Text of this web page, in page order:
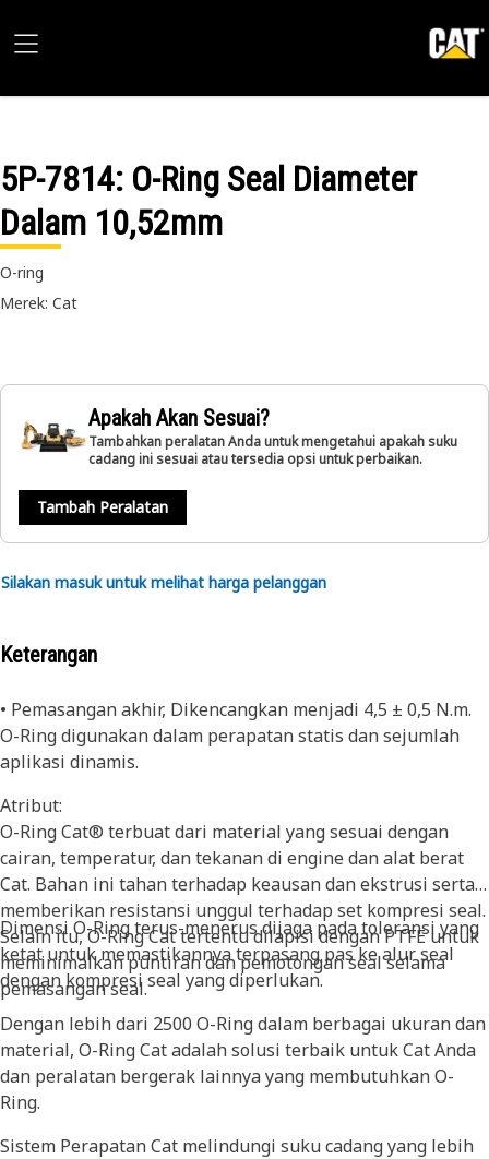
5P-7814: O-Ring Seal Diameter
Dalam 10,52mm
O-ring
Merek: Cat
Apakah Akan Sesuai?
Tambahkan peralatan Anda untuk mengetahui apakah suku
cadang ini sesuai atau tersedia opsi untuk perbaikan.
Tambah Peralatan
Silakan masuk untuk melihat harga pelanggan
Keterangan
• Pemasangan akhir, Dikencangkan menjadi 4,5 ± 0,5 N.m.
O-Ring digunakan dalam perapatan statis dan sejumlah
aplikasi dinamis.
Atribut:
O-Ring Cat® terbuat dari material yang sesuai dengan
cairan, temperatur, dan tekanan di engine dan alat berat
Cat. Bahan ini tahan terhadap keausan dan ekstrusi serta
memberikan resistansi unggul terhadap set kompresi seal.
Selain itu, O-Ring Cat tertentu dilapisi dengan PTFE untuk
meminimalkan puntiran dan pemotongan seal selama
pemasangan seal.
Dimensi O-Ring terus-menerus dijaga pada toleransi yang
ketat untuk memastikannya terpasang pas ke alur seal
dengan kompresi seal yang diperlukan.
Dengan lebih dari 2500 O-Ring dalam berbagai ukuran dan
material, O-Ring Cat adalah solusi terbaik untuk Cat Anda
dan peralatan bergerak lainnya yang membutuhkan O-
Ring.
Sistem Perapatan Cat melindungi suku cadang yang lebih